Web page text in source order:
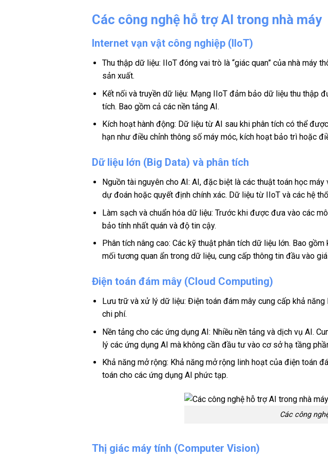
Các công nghệ hỗ trợ AI trong nhà máy
Internet vạn vật công nghiệp (IIoT)
Thu thập dữ liệu: IIoT đóng vai trò là “giác quan” của nhà máy
sản xuất.
Kết nối và truyền dữ liệu: Mạng IIoT đảm bảo dữ liệu thu thập
tích. Bao gồm cả các nền tảng AI.
Kích hoạt hành động: Dữ liệu từ AI sau khi phân tích có thể
hạn như điều chỉnh thông số máy móc, kích hoạt bảo trì hoặc
Dữ liệu lớn (Big Data) và phân tích
Nguồn tài nguyên cho AI: AI, đặc biệt là các thuật toán học
dự đoán hoặc quyết định chính xác. Dữ liệu từ IIoT và các hệ
Làm sạch và chuẩn hóa dữ liệu: Trước khi được đưa vào các
bảo tính nhất quán và độ tin cậy.
Phân tích nâng cao: Các kỹ thuật phân tích dữ liệu lớn. Bao
mối tương quan ẩn trong dữ liệu, cung cấp thông tin đầu vào
Điện toán đám mây (Cloud Computing)
Lưu trữ và xử lý dữ liệu: Điện toán đám mây cung cấp khả
chi phí.
Nền tảng cho các ứng dụng AI: Nhiều nền tảng và dịch vụ AI.
lý các ứng dụng AI mà không cần đầu tư vào cơ sở hạ tầng
Khả năng mở rộng: Khả năng mở rộng linh hoạt của điện toán
toán cho các ứng dụng AI phức tạp.
Các công
Thị giác máy tính (Computer Vision)